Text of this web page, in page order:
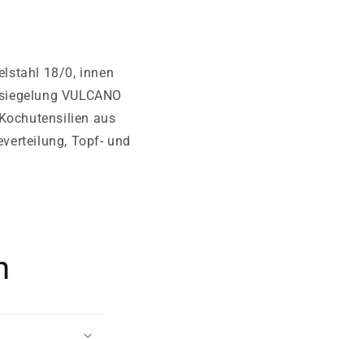
18/0, innen
VULCANO
aus
Topf- und